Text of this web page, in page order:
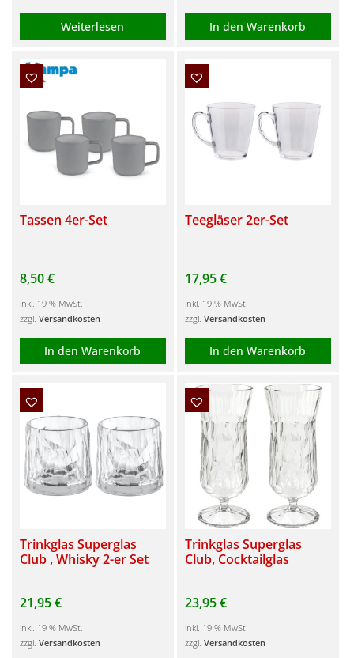
Weiterlesen In den Warenkorb
Tassen 4er-Set
8,50€
inkl. 19 % MwSt.
zzgl. Versandkosten
In den Warenkorb
Teegläser 2er-Set
17,95€
inkl. 19 % MwSt.
zzgl. Versandkosten
In den Warenkorb
Trinkglas Superglas
Club , Whisky 2-er Set
21,95€
inkl. 19 % MwSt.
zzgl. Versandkosten
Trinkglas Superglas
Club, Cocktailglas
23,95€
inkl. 19 % MwSt.
zzgl. Versandkosten